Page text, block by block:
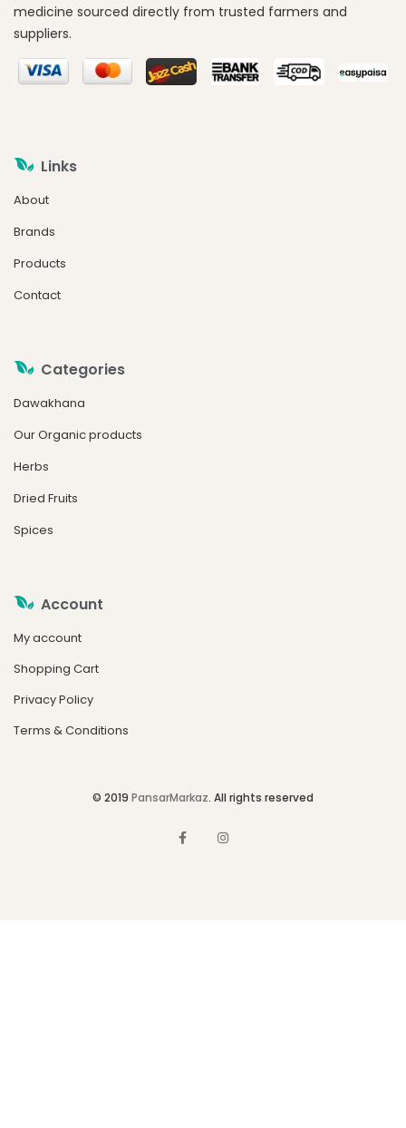
medicine sourced directly from trusted farmers and
suppliers.
Links
About
Brands
Products
Contact
Categories
Dawakhana
Our Organic products
Herbs
Dried Fruits
Spices
Account
My account
Shopping Cart
Privacy Policy
Terms & Conditions
© 2019 PansarMarkaz. All rights reserved